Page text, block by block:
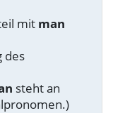
mit man
des
steht an